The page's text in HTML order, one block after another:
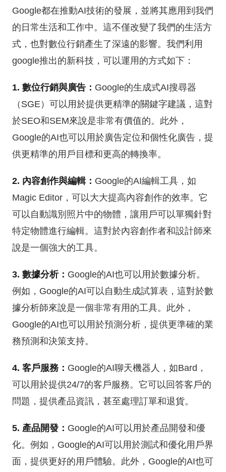
Google都在推動AI技術的發展，並將其應用到我們
的日常生活和工作中。這不僅改變了我們的生活方
式，也對數位行銷產生了深遠的影響。我們利用
google推出的新科技，可以運用的方式如下：
1. 數位行銷與廣告： Google的生成式AI搜尋器
（SGE）可以用於提供更精準的關鍵字建議，這對
於SEO和SEM來說是非常有價值的。此外，
Google的AI也可以用於廣告定位和個性化廣告，提
供更精準的用戶目標和更高的轉換率。
2. 內容創作與編輯： Google的AI編輯工具，如
Magic Editor，可以大大提高內容創作的效率。它
可以自動識別照片中的物體，讓用戶可以單獨針對
特定物體進行編輯。這對於內容創作者和設計師來
說是一個強大的工具。
3. 數據分析： Google的AI也可以用於數據分析。
例如，Google的AI可以自動生成試算表，這對於數
據分析師來說是一個非常有用的工具。此外，
Google的AI也可以用於預測分析，提供更準確的業
務預測和決策支持。
4. 客戶服務： Google的AI聊天機器人，如Bard，
可以用於提供24/7的客戶服務。它可以回答客戶的
問題，提供產品資訊，甚至處理訂單和退貨。
5. 產品開發： Google的AI可以用於產品開發和優
化。例如，Google的AI可以用於測試和優化用戶界
面，提供更好的用戶體驗。此外，Google的AI也可